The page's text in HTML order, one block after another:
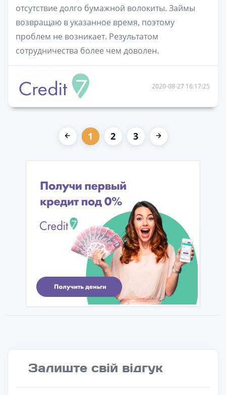
отсутствие долго бумажной волокиты. Займы
возвращаю в указанное время, поэтому
проблем не возникает. Результатом
сотрудничества более чем доволен.
2020-08-27 16:17:25
1 2 3
Залиште свій відгук